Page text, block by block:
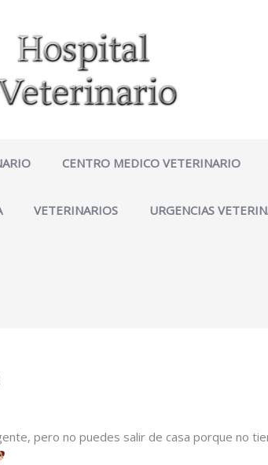
CENTRO MEDICO VETERINARIO
VETERINARIOS URGENCIAS
pero no puedes salir de casa porque no